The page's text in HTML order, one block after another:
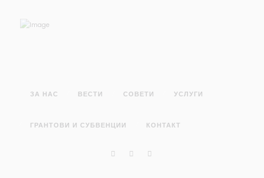
ЗА НАС ВЕСТИ СОВЕТИ УСЛУГИ
ГРАНТОВИ И СУБВЕНЦИИ КОНТАКТ